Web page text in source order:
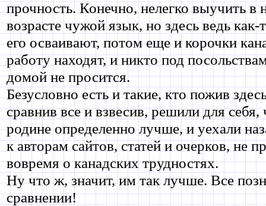
прочность. Конечно, нелегко выучить в
возрасте чужой язык, но здесь ведь как-
его осваивают, потом еще и корочки
работу находят, и никто под
домой не просится.
Безусловно есть и такие, кто пожив
сравнив все и взвесив, решили для себя,
родине определенно лучше, и уехали
к авторам сайтов, статей и очерков, не
вовремя о канадских трудностях.
Ну что ж, значит, им так лучше. Все
сравнении!